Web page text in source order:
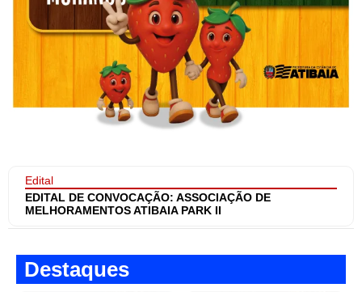
Edital
EDITAL DE CONVOCAÇÃO: ASSOCIAÇÃO DE
MELHORAMENTOS ATIBAIA PARK II
Destaques